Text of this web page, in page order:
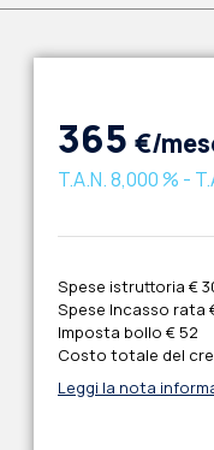
365 €/
T.A.N.8,000 % -
Spese istruttoria €
Spese Incasso rata
Imposta bollo € 52
Costo totale del
Leggi la nota